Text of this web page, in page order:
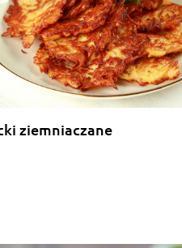
ziemniaczane